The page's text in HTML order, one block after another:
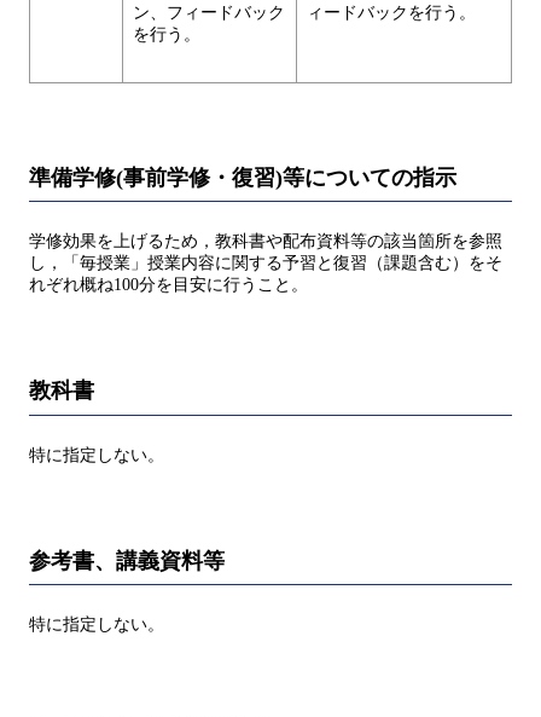
ン、フィードバック
を行う。
ィードバックを行う。
準備学修(事前学修・復習)等についての指示
学修効果を上げるため，教科書や配布資料等の該当箇所を参照
し，「毎授業」授業内容に関する予習と復習（課題含む）をそ
れぞれ概ね100分を目安に行うこと。
教科書
特に指定しない。
参考書、講義資料等
特に指定しない。